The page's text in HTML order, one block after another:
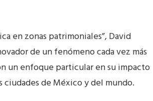
en zonas patrimoniales”, David
de un fenómeno cada vez más
un enfoque particular en su impacto
de México y del mundo.